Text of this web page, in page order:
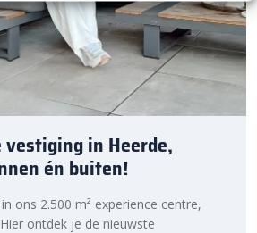
vestiging in Heerde,
én buiten!
ons 2.500 m² experience centre,
ontdek je de nieuwste